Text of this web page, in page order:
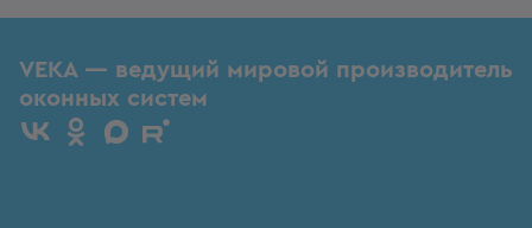
VEKA — ведущий мировой производитель
оконных систем